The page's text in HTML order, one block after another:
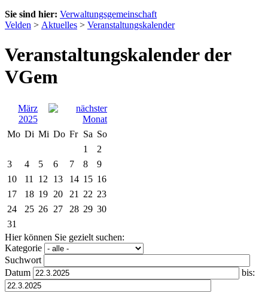
Sie sind hier: Verwaltungsgemeinschaft
Velden > Aktuelles > Veranstaltungskalender
Veranstaltungskalender der
VGem
März
2025
Mo Di Mi Do Fr Sa So
1
2
3
4 5 6 7 8
9
10
11 12 13 14 15 16
17
18 19 20 21 22 23
24
25 26 27 28 29 30
31
Hier können Sie gezielt suchen:
Kategorie
Suchwort
Datum
bis: